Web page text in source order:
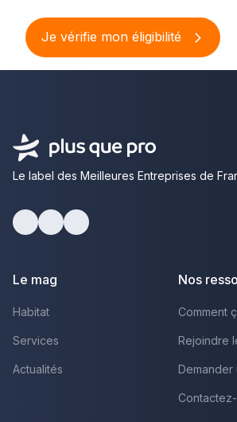
Je vérifie mon éligibilité
Le label des Meilleures Entreprises de
Le mag
Habitat
Services
Actualités
Nos
Comment
Rejoindre
Demander